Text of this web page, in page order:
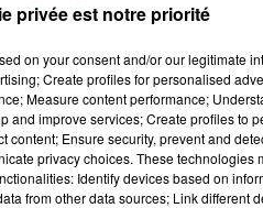
privée est notre priorité
on your consent and/or our legitimate
Create profiles for personalised
Measure content performance;
and improve services; Create profiles to
Ensure security, prevent and
privacy choices. These technologies
Identify devices based on
from other data sources; Link different